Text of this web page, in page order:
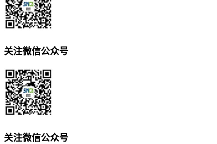
关注微信公众号
关注微信公众号